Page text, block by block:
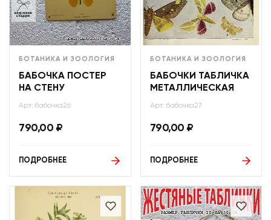
БОТАНИКА И ЗООЛОГИЯ
БАБОЧКА ПОСТЕР
НА СТЕНУ
Арт: бабочка26
790,00 ₽
ПОДРОБНЕЕ
БОТАНИКА И ЗООЛОГИЯ
БАБОЧКИ ТАБЛИЧКА
МЕТАЛЛИЧЕСКАЯ
Арт: бабочка27
790,00 ₽
ПОДРОБНЕЕ